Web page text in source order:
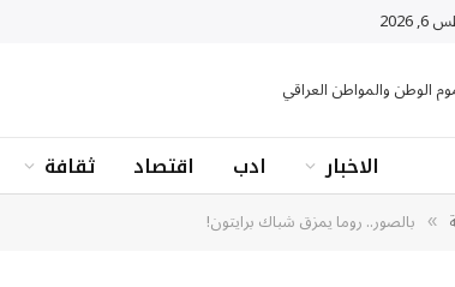
الوطن والمواطن العراقي
الاخبار ادب اقتصاد ثقافة
» بالصور.. روما يمزق شباك برايتون!